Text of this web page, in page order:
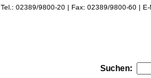
Tel.: 02389/9800-20 | Fax: 02389/9800-60
Suchen: